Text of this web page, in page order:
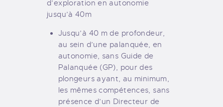
d’exploration en autonomie
jusqu’à 40m
Jusqu’à 40 m de profondeur,
au sein d’une palanquée, en
autonomie, sans Guide de
Palanquée (GP), pour des
plongeurs ayant, au minimum,
les mêmes compétences, sans
présence d’un Directeur de